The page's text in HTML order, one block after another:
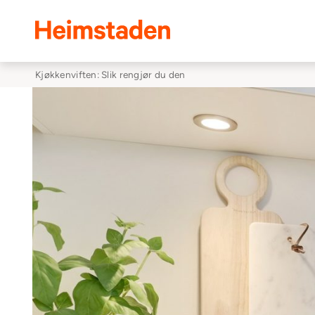
Heimstaden
Kjøkkenviften: Slik rengjør du den